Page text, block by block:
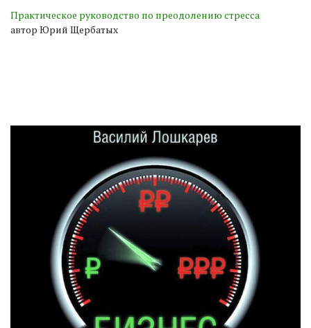
Практическое руководство по преодолению стресса
автор Юрий Щербатых